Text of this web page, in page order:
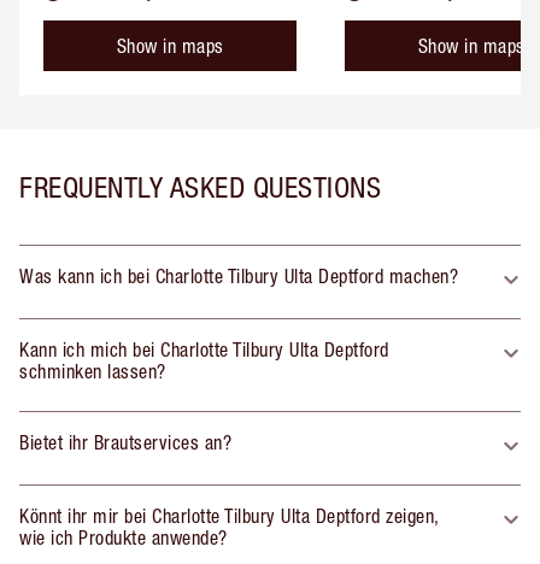
Show in maps Show in maps
FREQUENTLY ASKED QUESTIONS
Was kann ich bei Charlotte Tilbury Ulta Deptford machen?
Kann ich mich bei Charlotte Tilbury Ulta Deptford
schminken lassen?
Bietet ihr Brautservices an?
Könnt ihr mir bei Charlotte Tilbury Ulta Deptford zeigen,
wie ich Produkte anwende?